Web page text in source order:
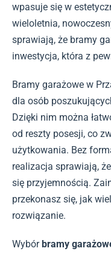
wpasuje się w
wieloletnia,
sprawiają, że bramy
inwestycja, która z
Bramy garażowe w
dla osób
Dzięki nim można
od reszty posesji, co
użytkowania. Bez
realizacja sprawiają,
się przyjemnością.
przekonasz się, jak
rozwiązanie.
Wybórbramy